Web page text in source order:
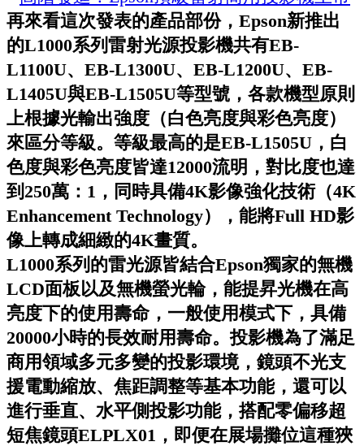
再來看這次發表的產品部份，Epson新推出
的L1000系列雷射光源投影機共有EB-
L1100U、EB-L1300U、EB-L1200U、EB-
L1405U與EB-L1505U等型號，各款機型原則
上根據光輸出強度（白色亮度與彩色亮度）
來區分等級。等級最高的是EB-L1505U，白
色度與彩色亮度皆達12000流明，對比度也達
到250萬：1，同時具備4K影像強化技術（4K
Enhancement Technology），能將Full HD影
像上轉成細緻的4K畫質。
L1000系列的雷光源皆結合Epson獨家的無機
LCD面板以及無機螢光輪，能提昇光機在高
亮度下的使用壽命，一般使用模式下，具備
20000小時的長效耐用壽命。投影機為了滿足
商用領域多元多變的投影環境，鏡頭不光支
援電動縮放、焦距調整等基本功能，還可以
進行垂直、水平側投影功能，搭配零偏移超
短焦鏡頭ELPLX01，即便在展場攤位這種狹